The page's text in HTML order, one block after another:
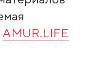
AMUR.LIFE